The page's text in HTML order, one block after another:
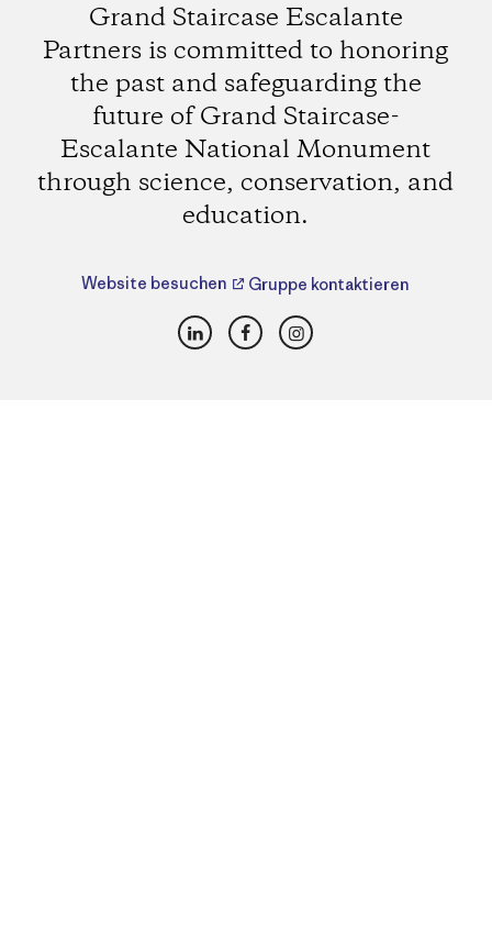
Grand Staircase Escalante
Partners is committed to honoring
the past and safeguarding the
future of Grand Staircase-
Escalante National Monument
through science, conservation, and
education.
Website besuchen Gruppe kontaktieren
LinkedInFacebookInstagram